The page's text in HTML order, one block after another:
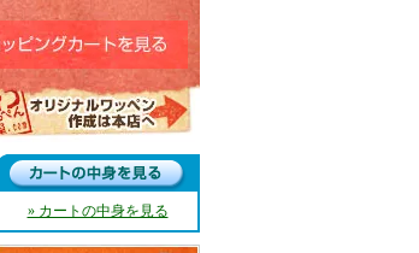
» カートの中身を見る